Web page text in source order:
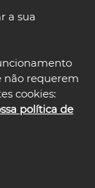
a sua
não requerem
cookies:
política de
language